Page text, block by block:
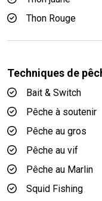
Thon Rouge
Techniques de
Bait & Switch
Pêche à soutenir
Pêche au gros
Pêche au vif
Pêche au Marlin
Squid Fishing